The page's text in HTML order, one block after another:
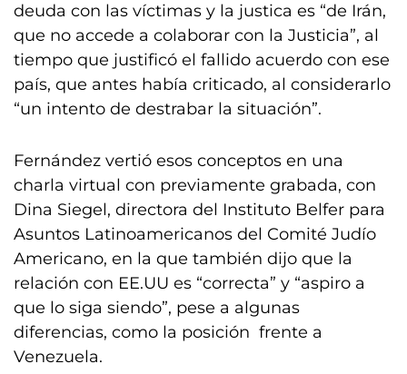
deuda con las víctimas y la justica es “de Irán,
que no accede a colaborar con la Justicia”, al
tiempo que justificó el fallido acuerdo con ese
país, que antes había criticado, al considerarlo
“un intento de destrabar la situación”.
Fernández vertió esos conceptos en una
charla virtual con previamente grabada, con
Dina Siegel, directora del Instituto Belfer para
Asuntos Latinoamericanos del Comité Judío
Americano, en la que también dijo que la
relación con EE.UU es “correcta” y “aspiro a
que lo siga siendo”, pese a algunas
diferencias, como la posición frente a
Venezuela.